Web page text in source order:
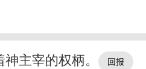
神主宰的权柄。